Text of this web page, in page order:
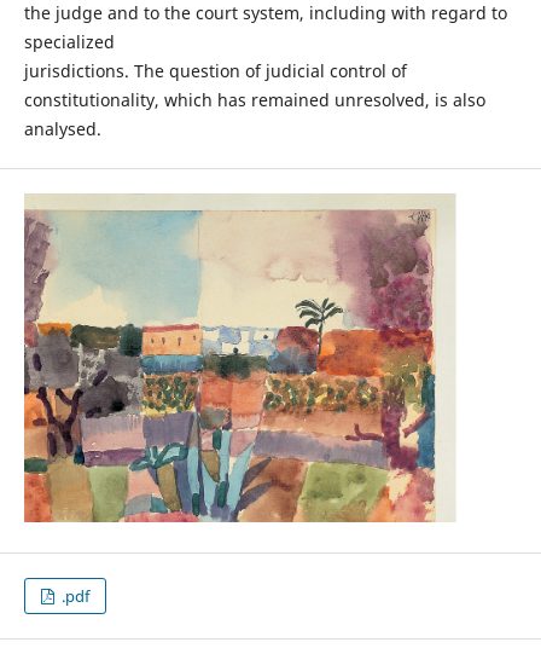
the judge and to the court system, including with regard to
specialized
jurisdictions. The question of judicial control of
constitutionality, which has remained unresolved, is also
analysed.
.pdf